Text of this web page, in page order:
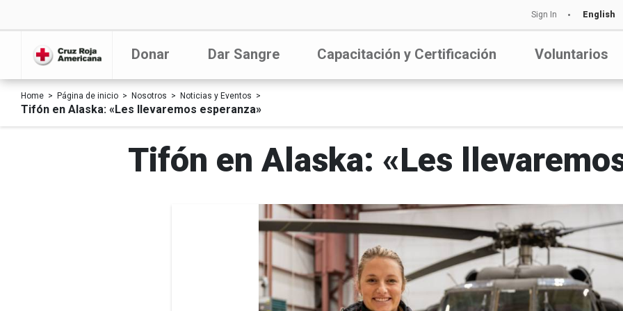
Sign In English
Donar Dar Sangre Capacitación y Certificación Voluntarios
Home Página de inicio Nosotros Noticias y Eventos
Tifón en Alaska: «Les llevaremos esperanza»
Tifón en Alaska: «Les